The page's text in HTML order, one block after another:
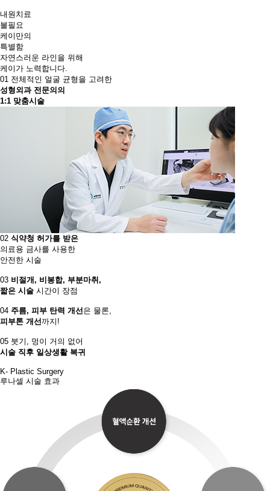
내원치료
불필요
케이만의
특별함
자연스러운 라인을 위해
케이가 노력합니다.
01 전체적인 얼굴 균형을 고려한
성형외과 전문의의
1:1 맞춤시술
02 식약청 허가를 받은
의료용 금사를 사용한
안전한 시술
03 비절개, 비봉합, 부분마취,
짧은 시술 시간이 장점​
04 주름, 피부 탄력 개선은 물론,
피부톤 개선까지!
05 붓기, 멍이 거의 없어
시술 직후 일상생활 복귀
K- Plastic Surgery
루나셀 시술 효과